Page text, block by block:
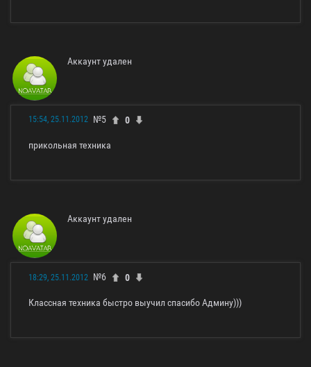
Аккаунт удален
15:54, 25.11.2012 №5 0
прикольная техника
Аккаунт удален
18:29, 25.11.2012 №6 0
Классная техника быстро выучил спасибо Админу)))